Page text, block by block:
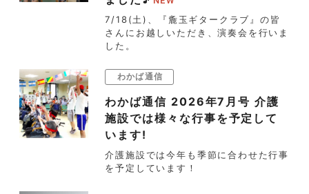
7/18(土)、『麁玉ギタークラブ』の皆
さんにお越しいただき、演奏会を行いま
した。
わかば通信
わかば通信 2026年7月号 介護
施設では様々な行事を予定して
います!
介護施設では今年も季節に合わせた行事
を予定しています！